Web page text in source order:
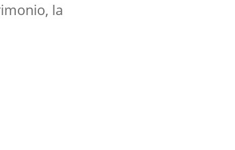
la